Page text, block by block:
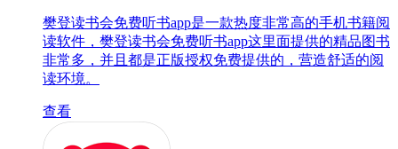
樊登读书会免费听书app是一款热度非常高的手机书籍阅
读软件，樊登读书会免费听书app这里面提供的精品图书
非常多，并且都是正版授权免费提供的，营造舒适的阅
读环境。
查看